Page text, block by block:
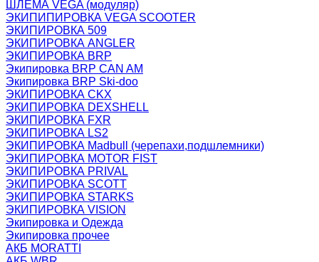
ШЛЕМА VEGA (модуляр)
ЭКИПИПИРОВКА VEGA SCOOTER
ЭКИПИРОВКА 509
ЭКИПИРОВКА ANGLER
ЭКИПИРОВКА BRP
Экипировка BRP CAN AM
Экипировка BRP Ski-doo
ЭКИПИРОВКА CKX
ЭКИПИРОВКА DEXSHELL
ЭКИПИРОВКА FXR
ЭКИПИРОВКА LS2
ЭКИПИРОВКА Madbull (черепахи,подшлемники)
ЭКИПИРОВКА MOTOR FIST
ЭКИПИРОВКА PRIVAL
ЭКИПИРОВКА SCOTT
ЭКИПИРОВКА STARKS
ЭКИПИРОВКА VISION
Экипировка и Одежда
Экипировка прочее
АКБ MORATTI